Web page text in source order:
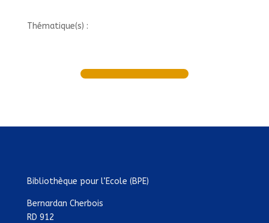
Thématique(s) :
Bibliothèque pour l’Ecole (BPE)
Bernardan Cherbois
RD 912